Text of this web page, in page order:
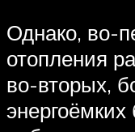
Однако, во-
отопления
во-вторых,